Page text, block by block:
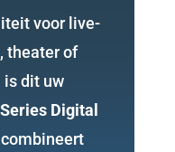
voor live-
theater of
dit uw
Digital
combineert